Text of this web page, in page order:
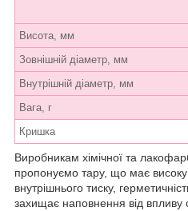
Висота, мм
Зовнішній діаметр, мм
Внутрішній діаметр, мм
Вага, г
Кришка
Виробникам хімічної та
пропонуємо тару, що має високу
внутрішнього тиску,
захищає наповнення від впливу